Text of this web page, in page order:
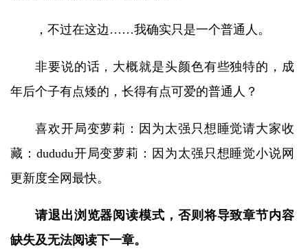
，不过在这边……我确实只是一个普通人。
非要说的话，大概就是头颜色有些独特的，成
年后个子有点矮的，长得有点可爱的普通人？
喜欢开局变萝莉：因为太强只想睡觉请大家收
藏：dududu开局变萝莉：因为太强只想睡觉小说网
更新度全网最快。
请退出浏览器阅读模式，否则将导致章节内容
缺失及无法阅读下一章。